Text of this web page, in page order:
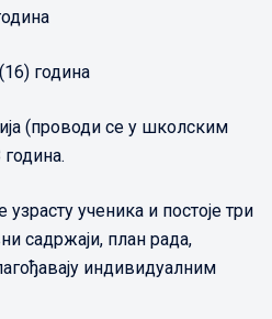
година
(проводи се у школским
ученика и постоје три
садржаји, план рада,
индивидуалним